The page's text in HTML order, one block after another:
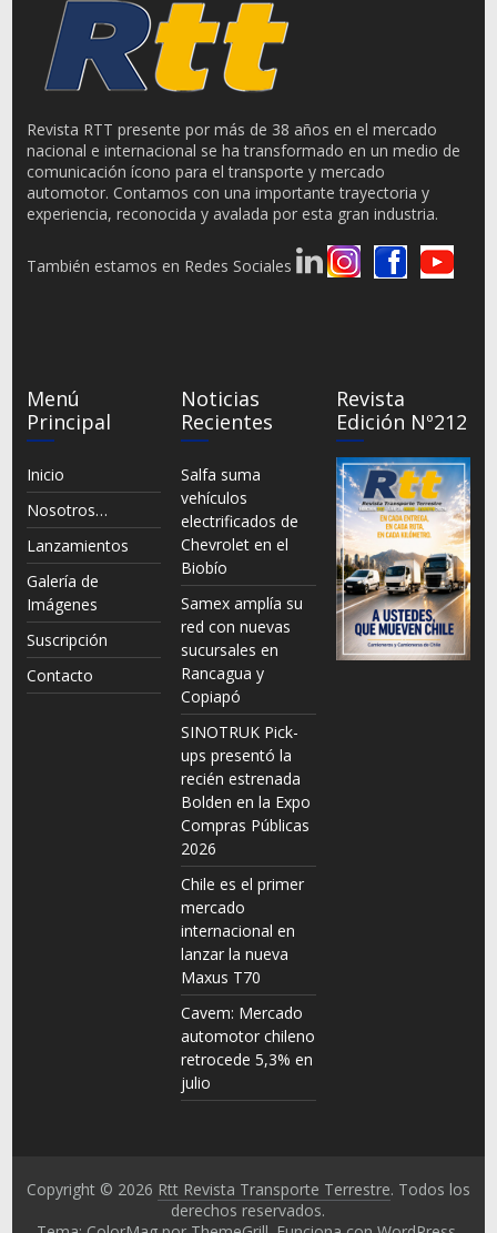
Revista RTT presente por más de 38 años en el mercado
nacional e internacional se ha transformado en un medio de
comunicación ícono para el transporte y mercado
automotor. Contamos con una importante trayectoria y
experiencia, reconocida y avalada por esta gran industria.
También estamos en Redes Sociales
Menú
Principal
Inicio
Nosotros…
Lanzamientos
Galería de
Imágenes
Suscripción
Contacto
Noticias
Recientes
Salfa suma
vehículos
electrificados de
Chevrolet en el
Biobío
Samex amplía su
red con nuevas
sucursales en
Rancagua y
Copiapó
SINOTRUK Pick-
ups presentó la
recién estrenada
Bolden en la Expo
Compras Públicas
2026
Chile es el primer
mercado
internacional en
lanzar la nueva
Maxus T70
Cavem: Mercado
automotor chileno
retrocede 5,3% en
julio
Revista
Edición Nº212
Copyright © 2026 Rtt Revista Transporte Terrestre. Todos los
derechos reservados.